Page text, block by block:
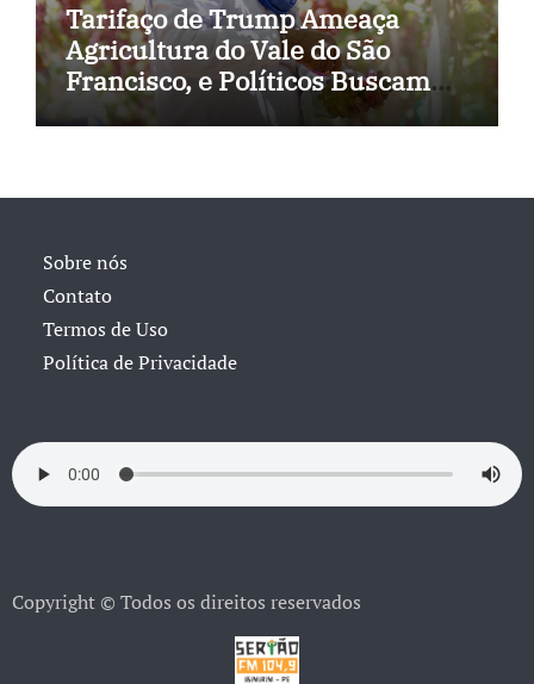
Tarifaço de Trump Ameaça
Agricultura do Vale do São
Francisco, e Políticos Buscam
Soluções
Sobre nós
Contato
Termos de Uso
Política de Privacidade
Copyright © Todos os direitos reservados